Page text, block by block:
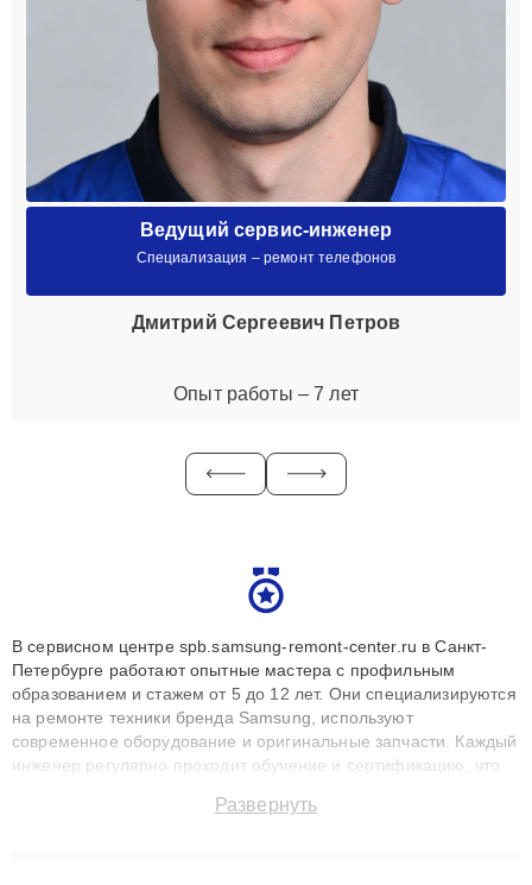
Ведущий сервис-инженер
Специализация – ремонт телефонов
Дмитрий Сергеевич Петров
Опыт работы – 7 лет
В сервисном центре spb.samsung-remont-center.ru в Санкт-
Петербурге работают опытные мастера с профильным
образованием и стажем от 5 до 12 лет. Они специализируются
на ремонте техники бренда Samsung, используют
современное оборудование и оригинальные запчасти. Каждый
инженер регулярно проходит обучение и сертификацию, что
восстанавливать технику с сохранением гарантии до 3 лет.
Развернуть